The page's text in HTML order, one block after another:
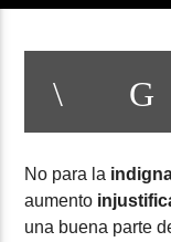
No para la
aumento
una buena parte